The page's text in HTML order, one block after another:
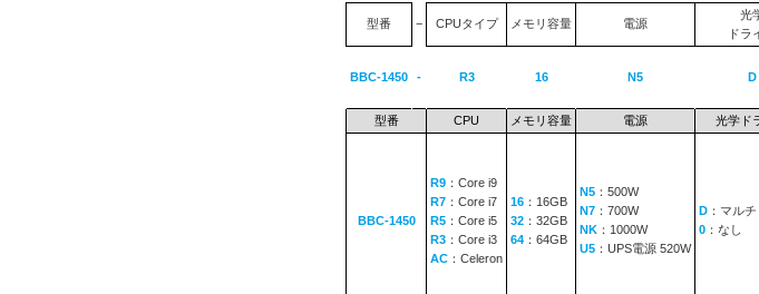
型番 − CPUタイプ メモリ容量 電源
光
ドラ
BBC-1450 - R3 16 N5 D
型番 CPU メモリ容量 電源 光学ド
BBC-1450
R9 ：Core i9
R7 ：Core i7
R5 ：Core i5
R3 ：Core i3
AC ：Celeron
16 ：16GB
32 ：32GB
64 ：64GB
N5 ：500W
N7 ：700W
NK ：1000W
U5 ：UPS電源 520W
D ：マル
0 ：なし